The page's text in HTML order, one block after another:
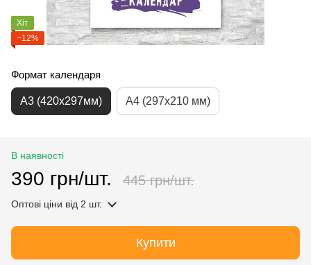
Хіт
−12%
Формат календаря
А3 (420х297мм) А4 (297х210 мм)
В наявності
390 грн/шт. 445 грн/шт.
Оптові ціни від 2 шт.
Купити